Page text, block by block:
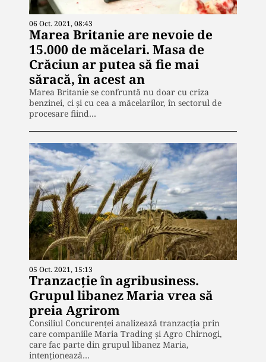
06 Oct. 2021, 08:43
Marea Britanie are nevoie de
15.000 de măcelari. Masa de
Crăciun ar putea să fie mai
săracă, în acest an
Marea Britanie se confruntă nu doar cu criza
benzinei, ci și cu cea a măcelarilor, în sectorul de
procesare fiind…
05 Oct. 2021, 15:13
Tranzacție în agribusiness.
Grupul libanez Maria vrea să
preia Agrirom
Consiliul Concurenţei analizează tranzacția prin
care companiile Maria Trading și Agro Chirnogi,
care fac parte din grupul libanez Maria,
intenționează…